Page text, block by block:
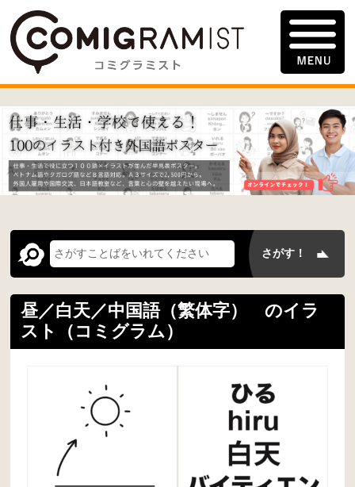
昼／白天／中国語（繁体字） のイラ
スト（コミグラム）